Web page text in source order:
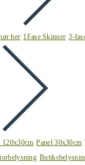
her 1Fase Skinner 3-
120x30cm Panel 30x30cm